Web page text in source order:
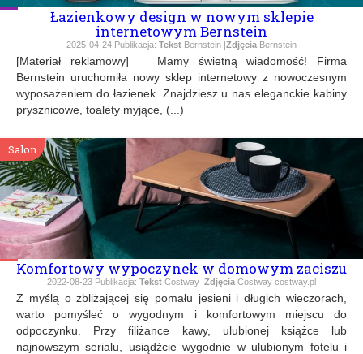
Łazienkowy design w nowym sklepie
internetowym Bernstein
2025-04-24 Publikacja: Tekst Bernstein |Zdjęcia Bernstein
[Materiał reklamowy] Mamy świetną wiadomość! Firma
Bernstein uruchomiła nowy sklep internetowy z nowoczesnym
wyposażeniem do łazienek. Znajdziesz u nas eleganckie kabiny
prysznicowe, toalety myjące, (...)
Salon
Komfortowy wypoczynek w domowym zaciszu
2022-08-23 Publikacja: Tekst Costway |Zdjęcia Costway costway.pl
Z myślą o zbliżającej się pomału jesieni i długich wieczorach,
warto pomyśleć o wygodnym i komfortowym miejscu do
odpoczynku. Przy filiżance kawy, ulubionej książce lub
najnowszym serialu, usiądźcie wygodnie w ulubionym fotelu i